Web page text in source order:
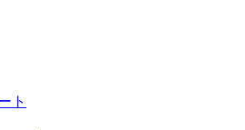
ト